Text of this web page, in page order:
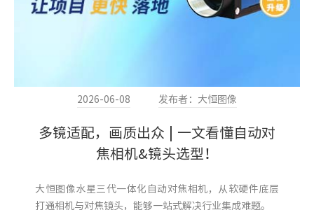
2026-06-08 发布者：大恒图像
多镜适配，画质出众 | 一文看懂自动对
焦相机&镜头选型！
大恒图像水星三代一体化自动对焦相机，从软硬件底层
打通相机与对焦镜头，能够一站式解决行业集成难题。